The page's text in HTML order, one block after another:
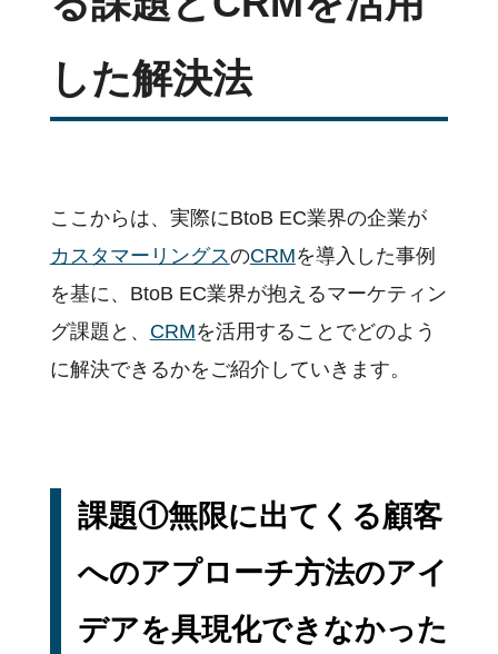
した解決法
ここからは、実際にBtoB EC業界の企業が
カスタマーリングスのCRMを導入した事例
を基に、BtoB EC業界が抱えるマーケティン
グ課題と、 CRMを活用することでどのよう
に解決できるかをご紹介していきます。
課題①無限に出てくる顧客
へのアプローチ方法のアイ
デアを具現化できなかった